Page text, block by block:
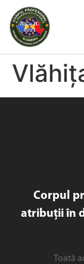
Corpul
atribuții în
Toată